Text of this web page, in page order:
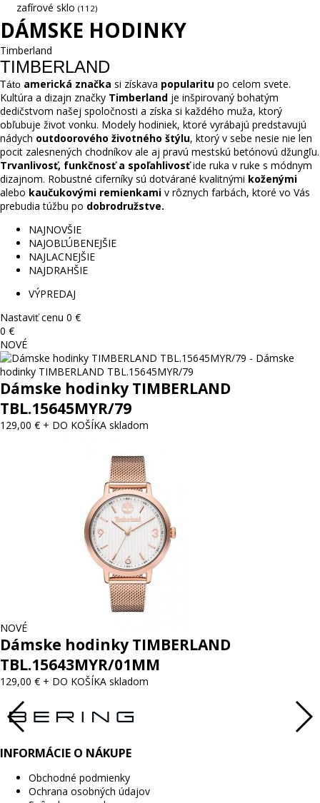
zafírové sklo (112)
DÁMSKE HODINKY
Timberland
TIMBERLAND
Táto americká značka si získava popularitu po celom svete.
Kultúra a dizajn značky Timberland je inšpirovaný bohatým
dedičstvom našej spoločnosti a získa si každého muža, ktorý
obľubuje život vonku. Modely hodiniek, ktoré vyrábajú predstavujú
nádych outdoorového životného štýlu, ktorý v sebe nesie nie len
Trvanlivosť, funkčnosť a spoľahlivosť ide ruka v ruke s módnym
dizajnom. Robustné ciferníky sú dotvárané kvalitnými koženými
alebo kaučukovými remienkami v rôznych farbách, ktoré vo Vás
prebudia túžbu po dobrodružstve.
NAJNOVŠIE
NAJOBĽÚBENEJŠIE
NAJLACNEJŠIE
NAJDRAHŠIE
VÝPREDAJ
Nastaviť cenu 0 €
0 €
NOVÉ
Dámske hodinky TIMBERLAND
TBL.15645MYR/79
129,00 € + DO KOŠÍKA skladom
NOVÉ
Dámske hodinky TIMBERLAND
TBL.15643MYR/01MM
129,00 € + DO KOŠÍKA skladom
INFORMÁCIE O NÁKUPE
Obchodné podmienky
Ochrana osobných údajov